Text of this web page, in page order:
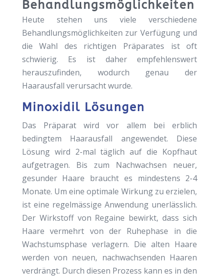
Behandlungsmöglichkeiten
Heute stehen uns viele verschiedene
Behandlungsmöglichkeiten zur Verfügung und
die Wahl des richtigen Präparates ist oft
schwierig. Es ist daher empfehlenswert
herauszufinden, wodurch genau der
Haarausfall verursacht wurde.
Minoxidil Lösungen
Das Präparat wird vor allem bei erblich
bedingtem Haarausfall angewendet. Diese
Lösung wird 2-mal täglich auf die Kopfhaut
aufgetragen. Bis zum Nachwachsen neuer,
gesunder Haare braucht es mindestens 2-4
Monate. Um eine optimale Wirkung zu erzielen,
ist eine regelmässige Anwendung unerlässlich.
Der Wirkstoff von Regaine bewirkt, dass sich
Haare vermehrt von der Ruhephase in die
Wachstumsphase verlagern. Die alten Haare
werden von neuen, nachwachsenden Haaren
verdrängt. Durch diesen Prozess kann es in den